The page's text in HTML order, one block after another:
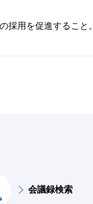
用を促進すること。
会議録検索